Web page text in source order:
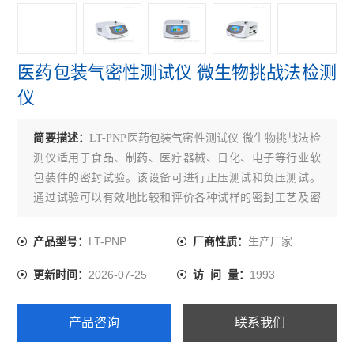
无损密封测试仪
医药包装气密性测试仪 微生物挑战法检测
仪
简要描述：LT-PNP医药包装气密性测试仪 微生物挑战法检
测仪适用于食品、制药、医疗器械、日化、电子等行业软
包装件的密封试验。该设备可进行正压测试和负压测试。
通过试验可以有效地比较和评价各种试样的密封工艺及密
产品型号： LT-PNP 厂商性质： 生产厂家
更新时间：2026-07-25 访 问 量： 1993
产品咨询 联系我们